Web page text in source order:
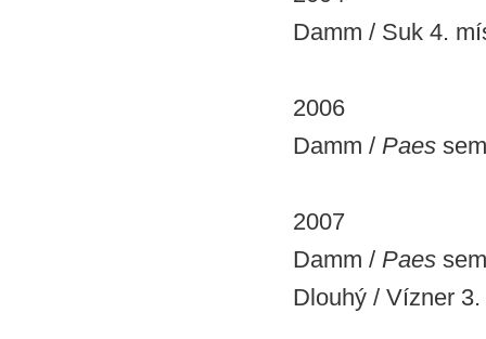
Damm / Suk 4.
2006
Damm / Paes
2007
Damm / Paes
Dlouhý / Vízner